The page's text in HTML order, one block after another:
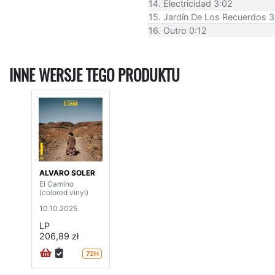
14. Electricidad 3:02
15. Jardín De Los Recuerdos
16. Outro 0:12
INNE WERSJE TEGO PRODUKTU
ALVARO SOLER
El Camino
(colored vinyl)
10.10.2025
LP
206,89 zł
72H